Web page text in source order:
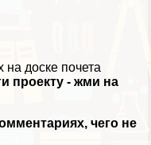
доске почета
проекту - жми на
чего не